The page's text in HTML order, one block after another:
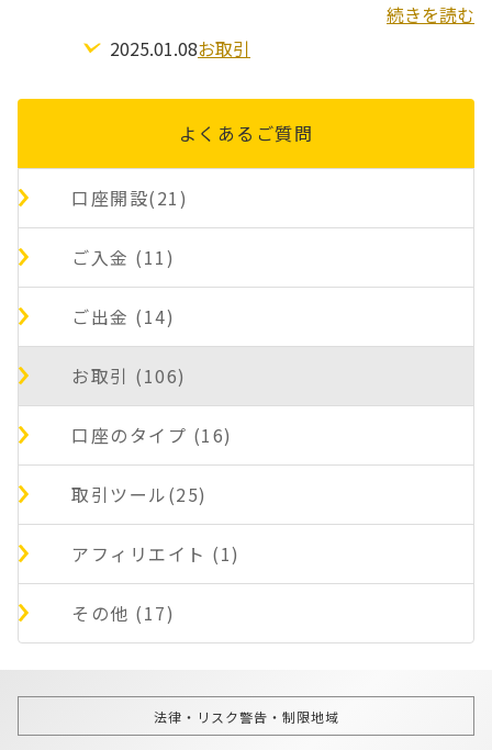
続きを読む
2025.01.08お取引
よくあるご質問
口座開設(21)
ご入金 (11)
ご出金 (14)
お取引 (106)
口座のタイプ (16)
取引ツール(25)
アフィリエイト (1)
その他 (17)
法律・リスク警告・制限地域